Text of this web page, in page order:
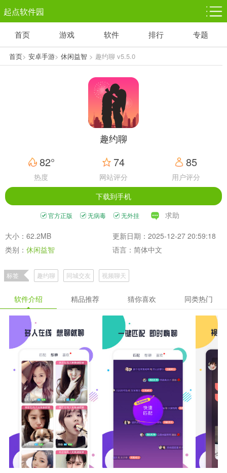
起点软件园
塔防游戏
1千+款游戏
休闲益智
1万+款游戏
体育竞技
5百+款游戏
赛车竞速
3百+款游戏
首页 游戏 软件 排行 专题
首页> 安卓手游> 休闲益智> 趣约聊 v5.5.0
趣约聊
82°
热度
74
网站评分
85
用户评分
下载到手机
官方正版 无病毒 无外挂 求助
大小：62.2MB
更新日期：2025-12-27 20:59:18
类别： 休闲益智 语言：简体中文
标签 趣约聊 同城交友 视频聊天
软件介绍 精品推荐 猜你喜欢 同类热门